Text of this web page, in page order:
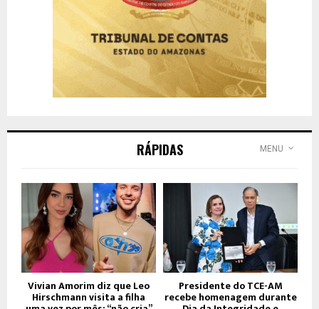
RÁPIDAS MENU
Vivian Amorim diz que Leo
Hirschmann visita a filha
Presidente do TCE-AM
recebe homenagem durante